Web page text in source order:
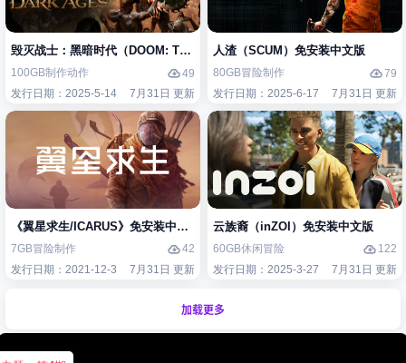
毁灭战士：黑暗时代（DOOM: The Dark Ages）免安装中文版
100GB制作动作
49
发行日期：2025-5-14
7月31日 更新
人渣（SCUM）免安装中文版
80GB冒险制作
79
发行日期：2025-6-17
7月31日 更新
《翼星求生/ICARUS》免安装中文版
7GB冒险制作
42
发行日期：2021-12-3
7月31日 更新
云族裔（inZOI）免安装中文版
60GB休闲冒险
122
发行日期：2025-3-27
7月31日 更新
加载更多